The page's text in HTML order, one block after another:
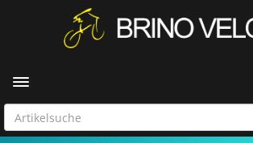
Toggle navigation